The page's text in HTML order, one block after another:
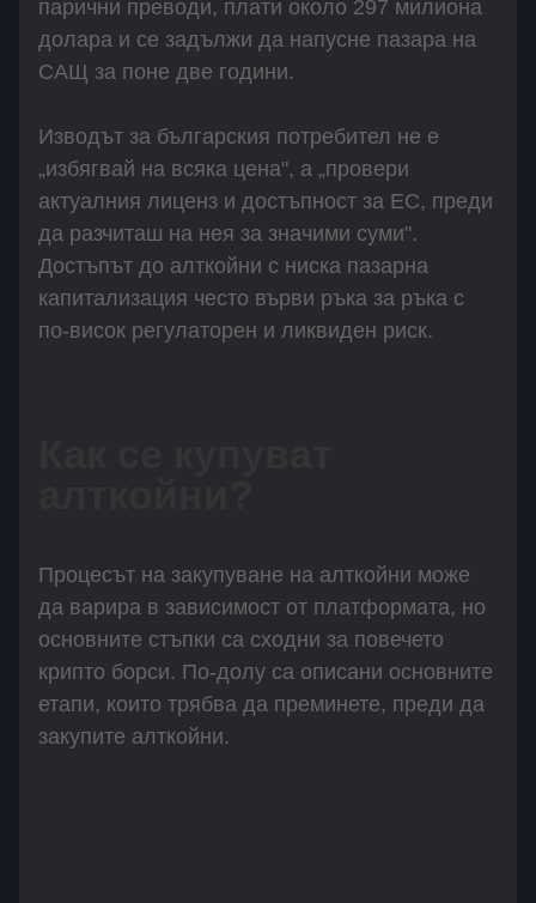
парични преводи, плати около 297 милиона
долара и се задължи да напусне пазара на
САЩ за поне две години.
Изводът за българския потребител не е
„избягвай на всяка цена", а „провери
актуалния лиценз и достъпност за ЕС, преди
да разчиташ на нея за значими суми".
Достъпът до алткойни с ниска пазарна
капитализация често върви ръка за ръка с
по-висок регулаторен и ликвиден риск.
Процесът на закупуване на алткойни може
да варира в зависимост от платформата, но
основните стъпки са сходни за повечето
крипто борси. По-долу са описани основните
етапи, които трябва да преминете, преди да
закупите алткойни.